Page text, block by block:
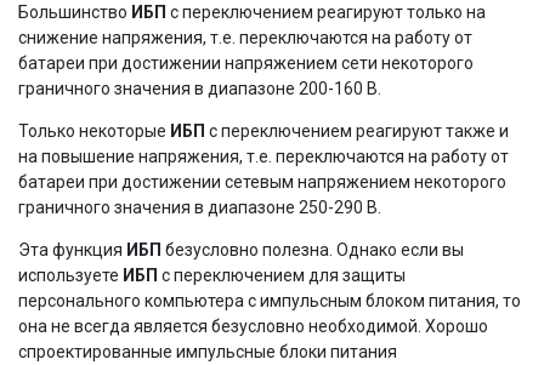
Большинство ИБП с переключением реагируют только на
снижение напряжения, т.е. переключаются на работу от
батареи при достижении напряжением сети некоторого
граничного значения в диапазоне 200-160 В.
Только некоторые ИБП с переключением реагируют также и
на повышение напряжения, т.е. переключаются на работу от
батареи при достижении сетевым напряжением некоторого
граничного значения в диапазоне 250-290 В.
Эта функция ИБП безусловно полезна. Однако если вы
используете ИБП с переключением для защиты
персонального компьютера с импульсным блоком питания, то
она не всегда является безусловно необходимой. Хорошо
спроектированные импульсные блоки питания